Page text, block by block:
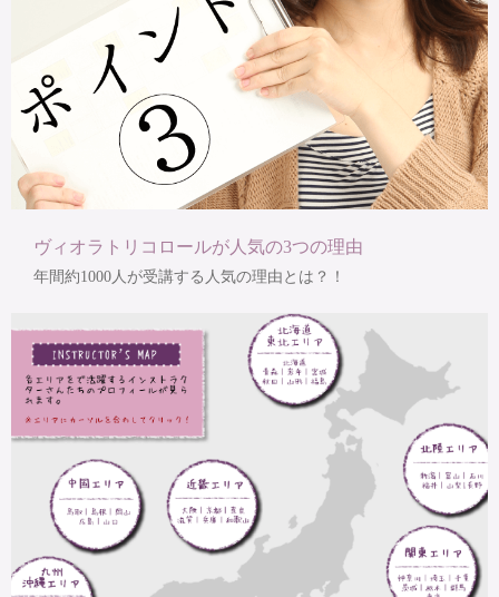
ヴィオラトリコロールが人気の3つの理由
年間約1000人が受講する人気の理由とは？！